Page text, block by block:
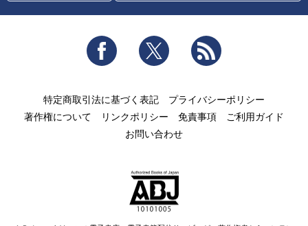
Facebook Twitter
特定商取引法に基づく表記
プライバシーポリシー
著作権について
リンクポリシー 免責事項
ご利用ガイド
お問い合わせ